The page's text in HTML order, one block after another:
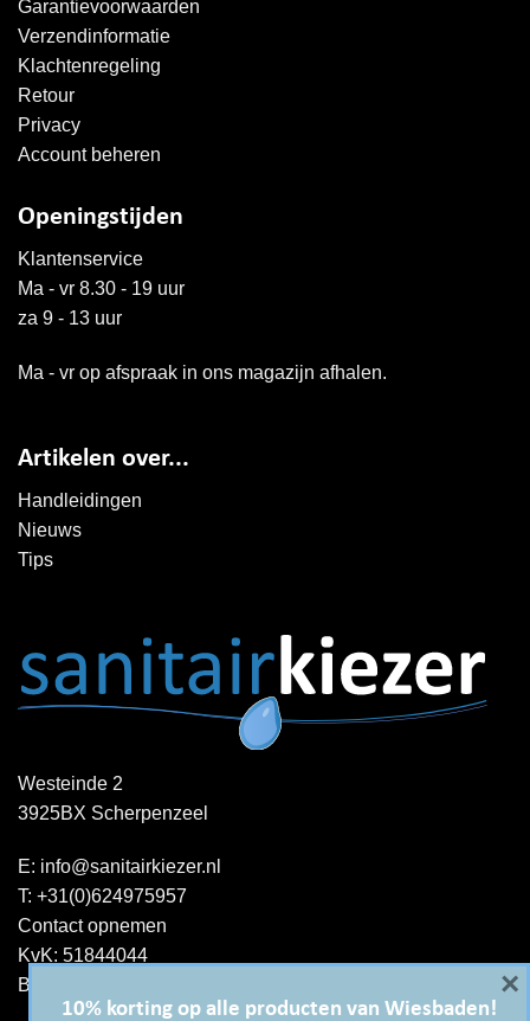
Garantievoorwaarden
Verzendinformatie
Klachtenregeling
Retour
Privacy
Account beheren
Openingstijden
Klantenservice
Ma - vr 8.30 - 19 uur
za 9 - 13 uur
Ma - vr op afspraak in ons magazijn afhalen.
Artikelen over...
Handleidingen
Nieuws
Tips
Westeinde 2
3925BX Scherpenzeel
E: info@sanitairkiezer.nl
T: +31(0)624975957
Contact opnemen
KvK: 51844044
BTW-ID : NL001344060B15
10% korting op alle producten van Wiesbaden!
×